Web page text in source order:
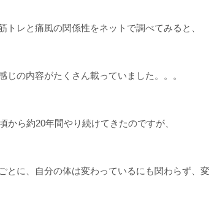
トレと痛風の関係性をネットで調べてみると、
じの内容がたくさん載っていました。。。
から約20年間やり続けてきたのですが、
とに、自分の体は変わっているにも関わらず、